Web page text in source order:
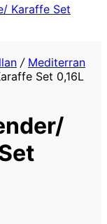
/ Mediterran
Set 0,16L